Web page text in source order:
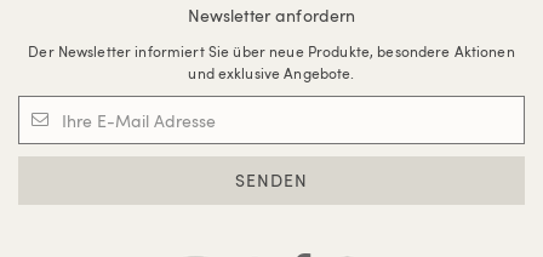
Newsletter anfordern
Der Newsletter informiert Sie über neue Produkte, besondere Aktionen
und exklusive Angebote.
SENDEN